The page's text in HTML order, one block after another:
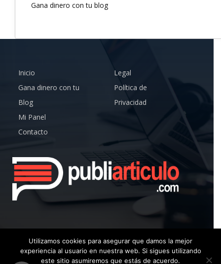
Gana dinero con tu blog
Inicio
Gana dinero con tu
Blog
Mi Panel
Contacto
Legal
Política de
Privacidad
© Copyright 2019 – Publiarticulo – Todos los Derechos
Utilizamos cookies para asegurar que damos la mejor
experiencia al usuario en nuestra web. Si sigues utilizando
este sitio asumiremos que estás de acuerdo.